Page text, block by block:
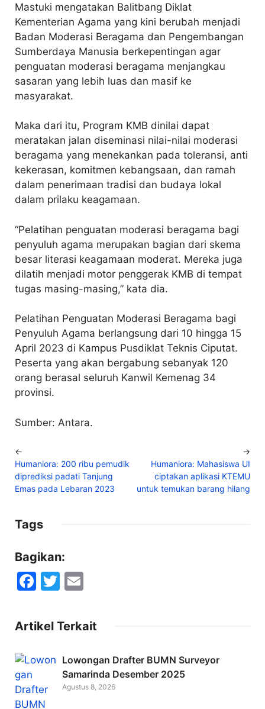
Mastuki mengatakan Balitbang Diklat
Kementerian Agama yang kini berubah menjadi
Badan Moderasi Beragama dan Pengembangan
Sumberdaya Manusia berkepentingan agar
penguatan moderasi beragama menjangkau
sasaran yang lebih luas dan masif ke
masyarakat.
Maka dari itu, Program KMB dinilai dapat
meratakan jalan diseminasi nilai-nilai moderasi
beragama yang menekankan pada toleransi, anti
kekerasan, komitmen kebangsaan, dan ramah
dalam penerimaan tradisi dan budaya lokal
dalam prilaku keagamaan.
“Pelatihan penguatan moderasi beragama bagi
penyuluh agama merupakan bagian dari skema
besar literasi keagamaan moderat. Mereka juga
dilatih menjadi motor penggerak KMB di tempat
tugas masing-masing,” kata dia.
Pelatihan Penguatan Moderasi Beragama bagi
Penyuluh Agama berlangsung dari 10 hingga 15
April 2023 di Kampus Pusdiklat Teknis Ciputat.
Peserta yang akan bergabung sebanyak 120
orang berasal seluruh Kanwil Kemenag 34
provinsi.
Sumber: Antara.
←
Humaniora: 200 ribu pemudik
diprediksi padati Tanjung
Emas pada Lebaran 2023
Humaniora: Mahasiswa UI
ciptakan aplikasi KTEMU
untuk temukan barang hilang
→
Tags
Bagikan:
F
c
e
b
o
T
itt
er
ai
l
Artikel Terkait
Lowongan Drafter BUMN Surveyor
Samarinda Desember 2025
Agustus 8, 2026